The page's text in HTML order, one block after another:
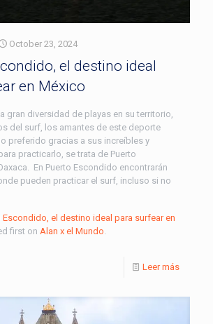
October 23, 2024
el destino ideal
en México
gran diversidad de playas en su territorio,
del surf, los amantes de este deporte
preferido gracias a sus increíbles y
practicarlo, se trata de Puerto
En Puerto Escondido encontrarán
pueden practicar el surf, incluso si no
Escondido, el destino ideal para surfear en
first on Alan x el Mundo.
Leer más